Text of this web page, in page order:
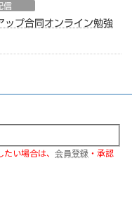
信
ップ合同オンライン勉強
い場合は、 会員登録 ・承認